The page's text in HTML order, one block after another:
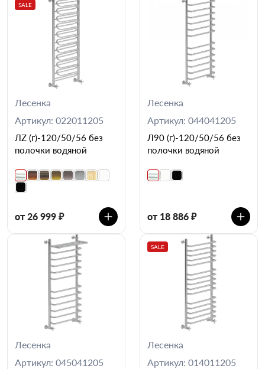
SALE
Лесенка
Артикул: 022011205
ЛZ (г)-120/50/56 без
полочки водяной
от 26 999 ₽
Лесенка
Артикул: 044041205
Л90 (г)-120/50/56 без
полочки водяной
от 18 886 ₽
Лесенка
Артикул: 045041205
SALE
Лесенка
Артикул: 014011205